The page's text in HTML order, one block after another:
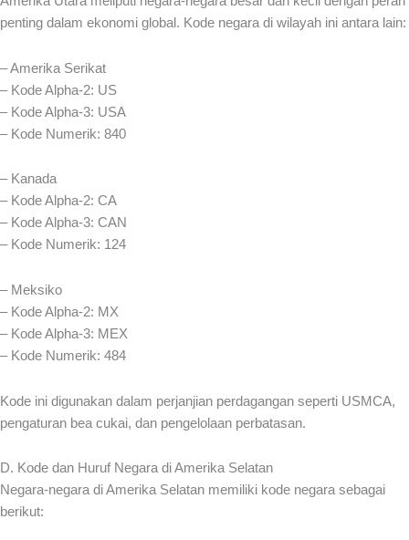
penting dalam ekonomi global. Kode negara di wilayah ini antara lain:
– Amerika Serikat
– Kode Alpha-2: US
– Kode Alpha-3: USA
– Kode Numerik: 840
– Kanada
– Kode Alpha-2: CA
– Kode Alpha-3: CAN
– Kode Numerik: 124
– Meksiko
– Kode Alpha-2: MX
– Kode Alpha-3: MEX
– Kode Numerik: 484
Kode ini digunakan dalam perjanjian perdagangan seperti USMCA,
pengaturan bea cukai, dan pengelolaan perbatasan.
D. Kode dan Huruf Negara di Amerika Selatan
Negara-negara di Amerika Selatan memiliki kode negara sebagai
berikut: